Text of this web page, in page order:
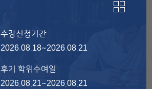
수강신청기간
2026.08.18~2026.08.21
후기 학위수여일
2026.08.21~2026.08.21